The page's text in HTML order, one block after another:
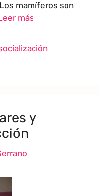
mamíferos son
más
y